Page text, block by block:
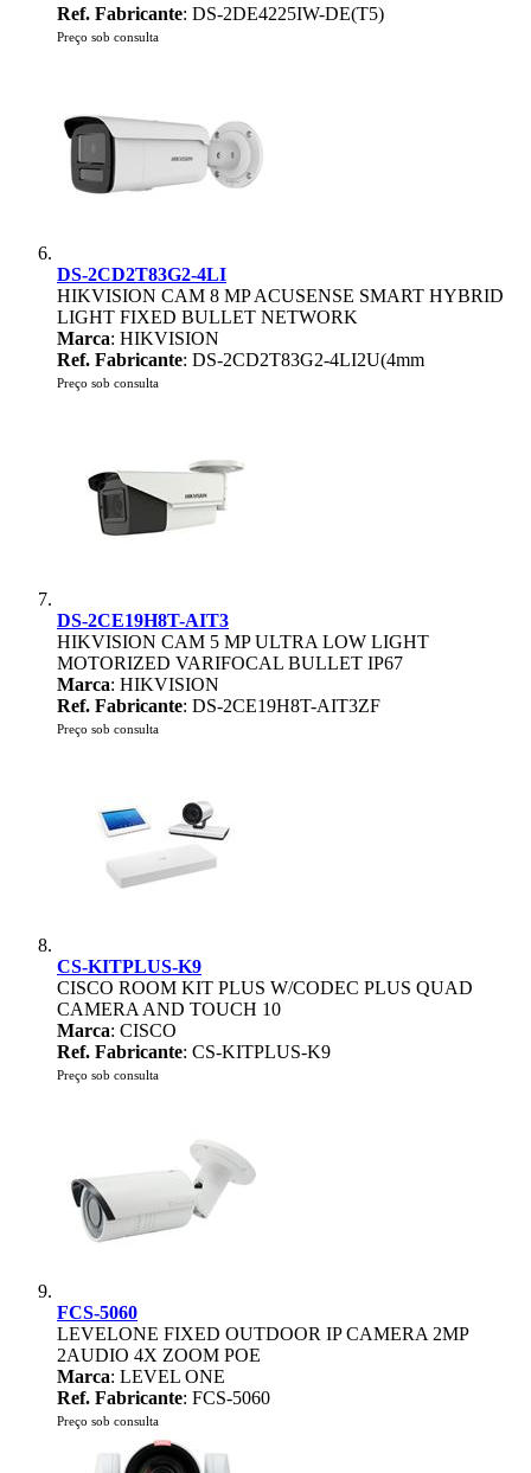
Ref. Fabricante: DS-2DE4225IW-DE(T5)
Preço sob consulta
DS-2CD2T83G2-4LI
HIKVISION CAM 8 MP ACUSENSE SMART HYBRID
LIGHT FIXED BULLET NETWORK
Marca: HIKVISION
Ref. Fabricante: DS-2CD2T83G2-4LI2U(4mm
Preço sob consulta
DS-2CE19H8T-AIT3
HIKVISION CAM 5 MP ULTRA LOW LIGHT
MOTORIZED VARIFOCAL BULLET IP67
Marca: HIKVISION
Ref. Fabricante: DS-2CE19H8T-AIT3ZF
Preço sob consulta
CS-KITPLUS-K9
CISCO ROOM KIT PLUS W/CODEC PLUS QUAD
CAMERA AND TOUCH 10
Marca: CISCO
Ref. Fabricante: CS-KITPLUS-K9
Preço sob consulta
FCS-5060
LEVELONE FIXED OUTDOOR IP CAMERA 2MP
2AUDIO 4X ZOOM POE
Marca: LEVEL ONE
Ref. Fabricante: FCS-5060
Preço sob consulta